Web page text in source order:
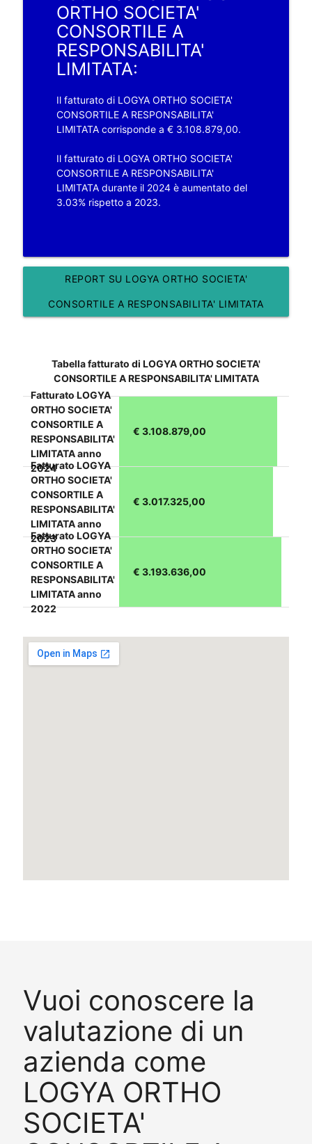
ORTHO SOCIETA'
CONSORTILE A
RESPONSABILITA'
LIMITATA:
Il fatturato di LOGYA ORTHO SOCIETA'
CONSORTILE A RESPONSABILITA'
LIMITATA corrisponde a € 3.108.879,00.
Il fatturato di LOGYA ORTHO SOCIETA'
CONSORTILE A RESPONSABILITA'
LIMITATA durante il 2024 è aumentato del
3.03% rispetto a 2023.
REPORT SU LOGYA ORTHO SOCIETA'
CONSORTILE A RESPONSABILITA' LIMITATA
Tabella fatturato di LOGYA ORTHO SOCIETA'
CONSORTILE A RESPONSABILITA' LIMITATA
Fatturato LOGYA
ORTHO SOCIETA'
CONSORTILE A
RESPONSABILITA'
LIMITATA anno
2024
€ 3.108.879,00
Fatturato LOGYA
ORTHO SOCIETA'
CONSORTILE A
RESPONSABILITA'
LIMITATA anno
2023
€ 3.017.325,00
Fatturato LOGYA
ORTHO SOCIETA'
CONSORTILE A
RESPONSABILITA'
LIMITATA anno
2022
€ 3.193.636,00
Vuoi conoscere la
valutazione di un
azienda come
LOGYA ORTHO
SOCIETA'